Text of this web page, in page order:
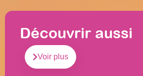
Découvrir aussi
Voir plus